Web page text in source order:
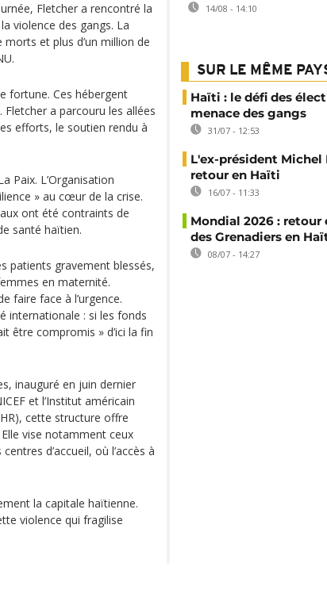
Fletcher a rencontré la
violence des gangs. La
et plus d’un million de
fortune. Ces hébergent
Fletcher a parcouru les allées
efforts, le soutien rendu à
Paix. L’Organisation
» au cœur de la crise.
ont été contraints de
santé haïtien.
patients gravement blessés,
en maternité.
faire face à l’urgence.
internationale : si les fonds
être compromis » d’ici la fin
inauguré en juin dernier
et l’Institut américain
cette structure offre
vise notamment ceux
d’accueil, où l’accès à
la capitale haïtienne.
violence qui fragilise
14/08 - 14:10
SUR LE MÊME
Haïti : le défi des
menace des gangs
31/07 - 12:53
L'ex-président Michel
retour en Haïti
16/07 - 11:33
Mondial 2026 : retour
des Grenadiers en
08/07 - 14:27